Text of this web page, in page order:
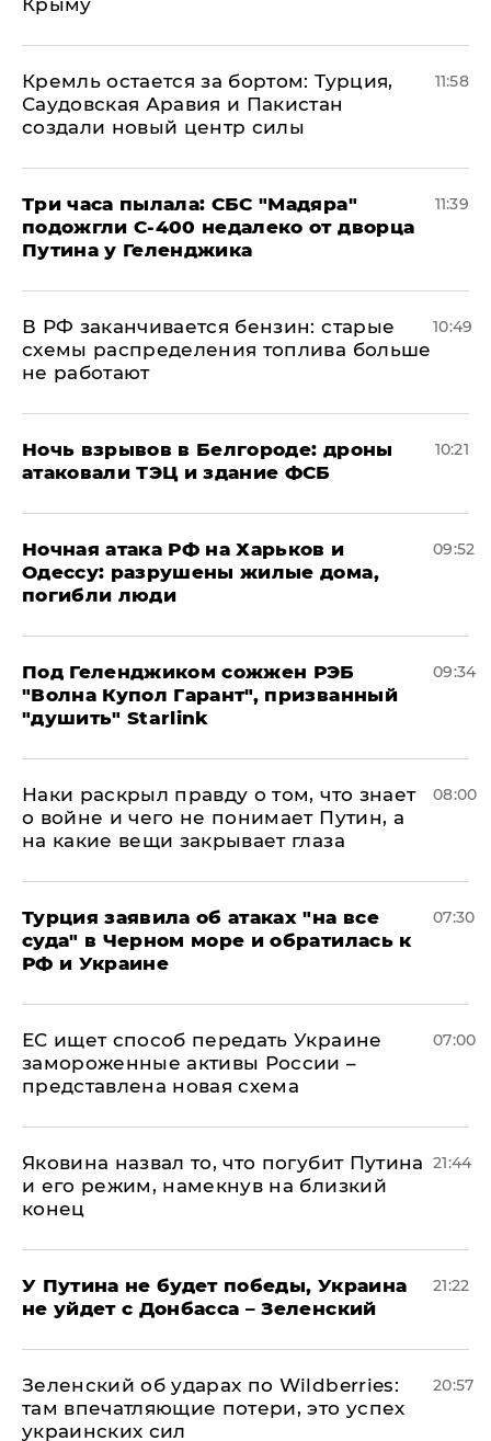
​Кремль остается за бортом: Турция,
Саудовская Аравия и Пакистан
создали новый центр силы
11:58
Три часа пылала: СБС "Мадяра"
подожгли С-400 недалеко от дворца
Путина у Геленджика
11:39
​В РФ заканчивается бензин: старые
схемы распределения топлива больше
не работают
10:49
​Ночь взрывов в Белгороде: дроны
атаковали ТЭЦ и здание ФСБ
10:21
​Ночная атака РФ на Харьков и
Одессу: разрушены жилые дома,
погибли люди
09:52
Под Геленджиком сожжен РЭБ
"Волна Купол Гарант", призванный
"душить" Starlink
09:34
Наки раскрыл правду о том, что знает
о войне и чего не понимает Путин, а
на какие вещи закрывает глаза
08:00
Турция заявила об атаках "на все
суда" в Черном море и обратилась к
РФ и Украине
07:30
ЕС ищет способ передать Украине
замороженные активы России –
представлена новая схема
07:00
Яковина назвал то, что погубит Путина
и его режим, намекнув на близкий
конец
21:44
У Путина не будет победы, Украина
не уйдет с Донбасса – Зеленский
21:22
Зеленский об ударах по Wildberries:
там впечатляющие потери, это успех
украинских сил
20:57